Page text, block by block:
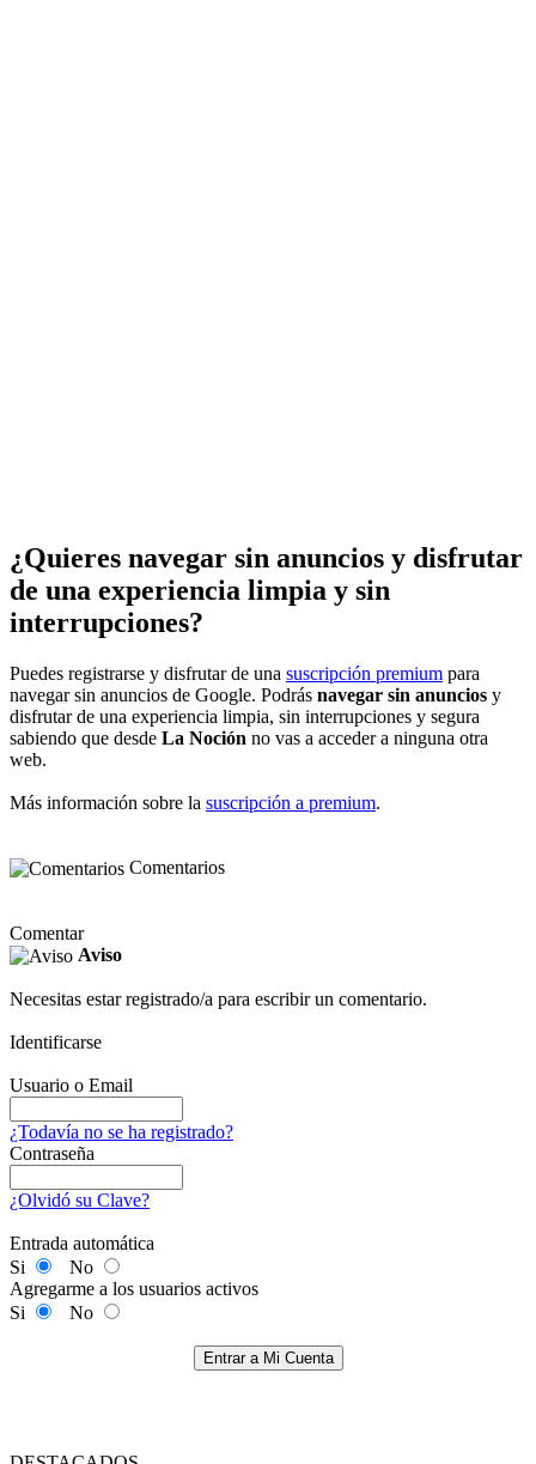
¿Quieres navegar sin anuncios y disfrutar
de una experiencia limpia y sin
interrupciones?
Puedes registrarse y disfrutar de una suscripción premium para
navegar sin anuncios de Google. Podrás navegar sin anuncios y
disfrutar de una experiencia limpia, sin interrupciones y segura
sabiendo que desde La Noción no vas a acceder a ninguna otra
web.
Más información sobre la suscripción a premium.
Comentarios
Comentar
Aviso
Necesitas estar registrado/a para escribir un comentario.
Identificarse
Usuario o Email
¿Todavía no se ha registrado?
Contraseña
¿Olvidó su Clave?
Entrada automática
Si
No
Agregarme a los usuarios activos
Si
No
Entrar a Mi Cuenta